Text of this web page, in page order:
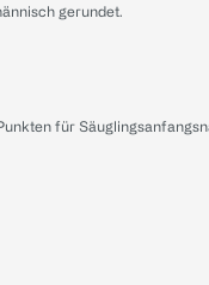
gerundet.
für